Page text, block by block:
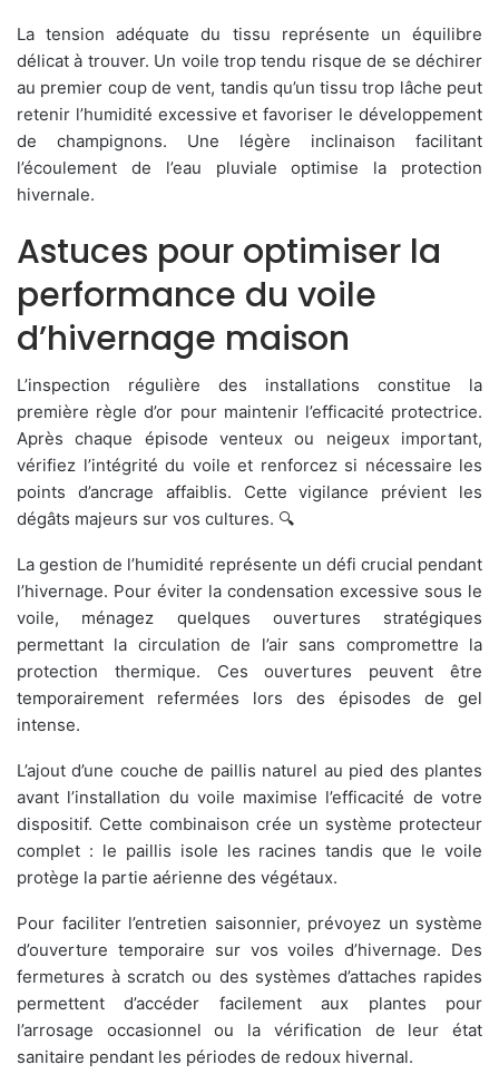
La tension adéquate du tissu représente un équilibre
délicat à trouver. Un voile trop tendu risque de se déchirer
au premier coup de vent, tandis qu’un tissu trop lâche peut
retenir l’humidité excessive et favoriser le développement
de champignons. Une légère inclinaison facilitant
l’écoulement de l’eau pluviale optimise la protection
hivernale.
Astuces pour optimiser la
performance du voile
d’hivernage maison
L’inspection régulière des installations constitue la
première règle d’or pour maintenir l’efficacité protectrice.
Après chaque épisode venteux ou neigeux important,
vérifiez l’intégrité du voile et renforcez si nécessaire les
points d’ancrage affaiblis. Cette vigilance prévient les
dégâts majeurs sur vos cultures. 🔍
La gestion de l’humidité représente un défi crucial pendant
l’hivernage. Pour éviter la condensation excessive sous le
voile, ménagez quelques ouvertures stratégiques
permettant la circulation de l’air sans compromettre la
protection thermique. Ces ouvertures peuvent être
temporairement refermées lors des épisodes de gel
intense.
L’ajout d’une couche de paillis naturel au pied des plantes
avant l’installation du voile maximise l’efficacité de votre
dispositif. Cette combinaison crée un système protecteur
complet : le paillis isole les racines tandis que le voile
protège la partie aérienne des végétaux.
Pour faciliter l’entretien saisonnier, prévoyez un système
d’ouverture temporaire sur vos voiles d’hivernage. Des
fermetures à scratch ou des systèmes d’attaches rapides
permettent d’accéder facilement aux plantes pour
l’arrosage occasionnel ou la vérification de leur état
sanitaire pendant les périodes de redoux hivernal.